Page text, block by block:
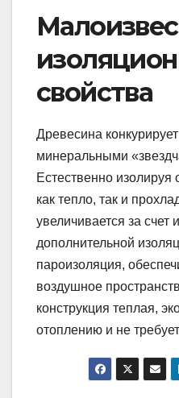
свойства
Древесина
минеральными
Естественно
как тепло, так и
увеличивается за счет
дополнительной
пароизоляция,
воздушное
конструкция теплая,
отоплению и не